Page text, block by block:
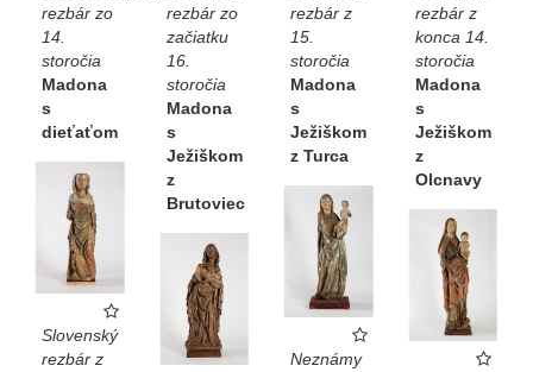
rezbár zo
14.
storočia
Madona
s
dieťaťom
rezbár zo
začiatku
16.
storočia
Madona
s
Ježiškom
z
Brutoviec
rezbár z
15.
storočia
Madona
s
Ježiškom
z Turca
rezbár z
konca 14.
storočia
Madona
s
Ježiškom
z
Olcnavy
Slovenský
rezbár z
Neznámy